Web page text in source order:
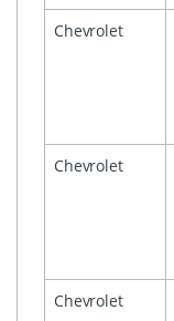
Chevrolet
Chevrolet
Chevrolet